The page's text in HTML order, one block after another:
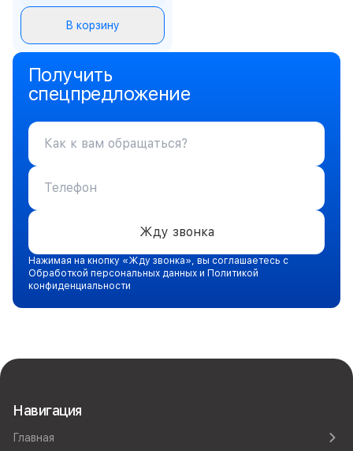
В корзину
Получить
спецпредложение
Жду звонка
Нажимая на кнопку «Жду звонка», вы соглашаетесь с
Обработкой персональных данных и Политикой
конфиденциальности
Навигация
Главная